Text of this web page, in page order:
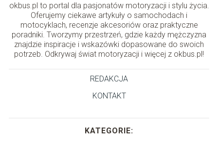
okbus.pl to portal dla pasjonatów motoryzacji i stylu życia.
Oferujemy ciekawe artykuły o samochodach i
motocyklach, recenzje akcesoriów oraz praktyczne
poradniki. Tworzymy przestrzeń, gdzie każdy mężczyzna
znajdzie inspiracje i wskazówki dopasowane do swoich
potrzeb. Odkrywaj świat motoryzacji i więcej z okbus.pl!
REDAKCJA
KONTAKT
KATEGORIE: